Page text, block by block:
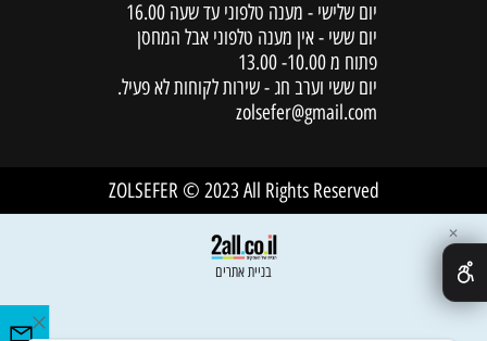
יום שלישי - מענה טלפוני עד שעה 16.00
יום ששי - אין מענה טלפוני אבל המחסן
פתוח מ 10.00- 13.00
יום ששי וערב חג - שירות לקוחות לא פעיל.
zolsefer@gmail.com
ZOLSEFER © 2023 All Rights Reserved
בניית אתרים
✕